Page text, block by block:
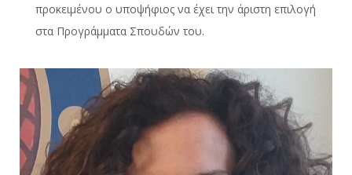
προκειμένου ο υποψήφιος να έχει την άριστη επιλογή
στα Προγράμματα Σπουδών του.